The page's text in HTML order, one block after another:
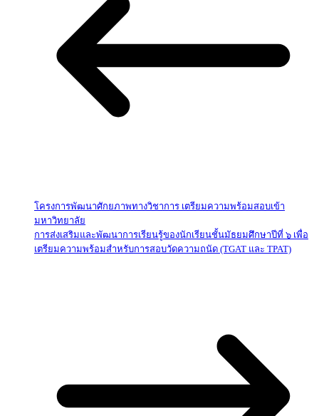
โครงการพัฒนาศักยภาพทางวิชาการ เตรียมความพร้อมสอบเข้า
มหาวิทยาลัย
การส่งเสริมและพัฒนาการเรียนรู้ของนักเรียนชั้นมัธยมศึกษาปีที่ ๖ เพื่อ
เตรียมความพร้อมสำหรับการสอบวัดความถนัด (TGAT และ TPAT)